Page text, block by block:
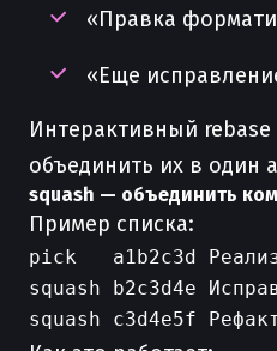
«Правка
«Еще
Интерактивный rebase
объединить их в один
squash — объединить
Пример списка:
pick   a1b2c3d
squash b2c3d4e